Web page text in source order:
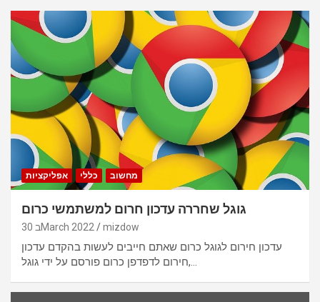
אפליקציות כללי מחשוב
גוגל שחררה עדכון חרום למשתמשי כרום
30 בMarch 2022 mizdow
עדכון חירום לגוגל כרום שאתם חייבים לעשות בהקדם עדכון
חירום לדפדפן כרום פורסם על ידי גוגל,…